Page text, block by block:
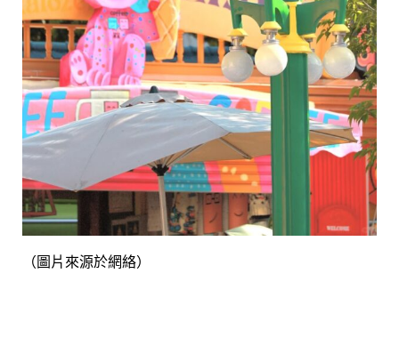
（圖片來源於網絡）